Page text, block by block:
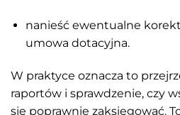
nanieść ewentualne
umowa dotacyjna.
W praktyce oznacza to
raportów i sprawdzenie, czy
się poprawnie zaksięgować.